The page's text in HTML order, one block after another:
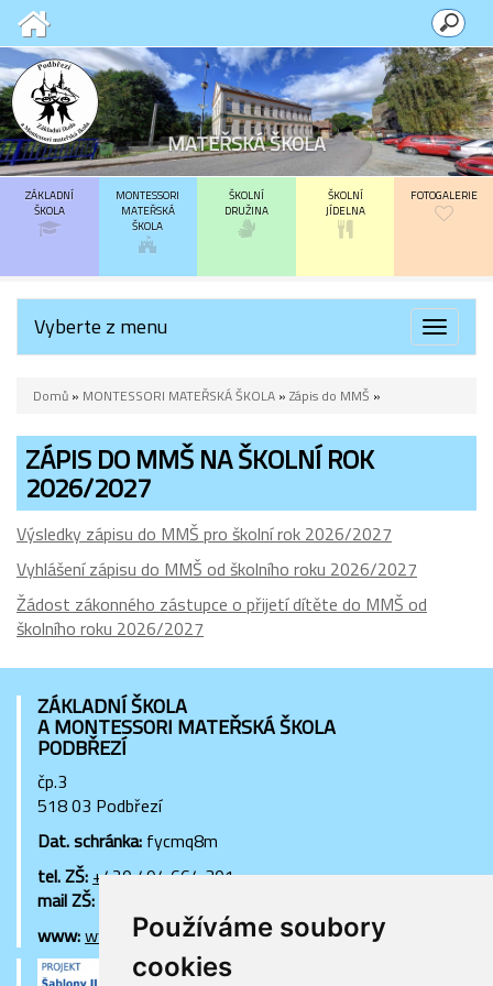
Používáme soubory
cookies
MATEŘSKÁ ŠKOLA
ZÁKLADNÍ
ŠKOLA
MONTESSORI
MATEŘSKÁ
ŠKOLA
ŠKOLNÍ
DRUŽINA
ŠKOLNÍ
JÍDELNA
FOTOGALERIE
Toggle
Vyberte z menu
Domů » MONTESSORI MATEŘSKÁ ŠKOLA » Zápis do MMŠ »
ZÁPIS DO MMŠ NA ŠKOLNÍ ROK
2026/2027
Výsledky zápisu do MMŠ pro školní rok 2026/2027
Vyhlášení zápisu do MMŠ od školního roku 2026/2027
Žádost zákonného zástupce o přijetí dítěte do MMŠ od
školního roku 2026/2027
ZÁKLADNÍ ŠKOLA
A MONTESSORI MATEŘSKÁ ŠKOLA
PODBŘEZÍ
čp.3
518 03 Podbřezí
Dat. schránka: fycmq8m
tel. ZŠ: +420 494 664 301
mail ZŠ:
www:www.zs-ms-podbrezi.cz